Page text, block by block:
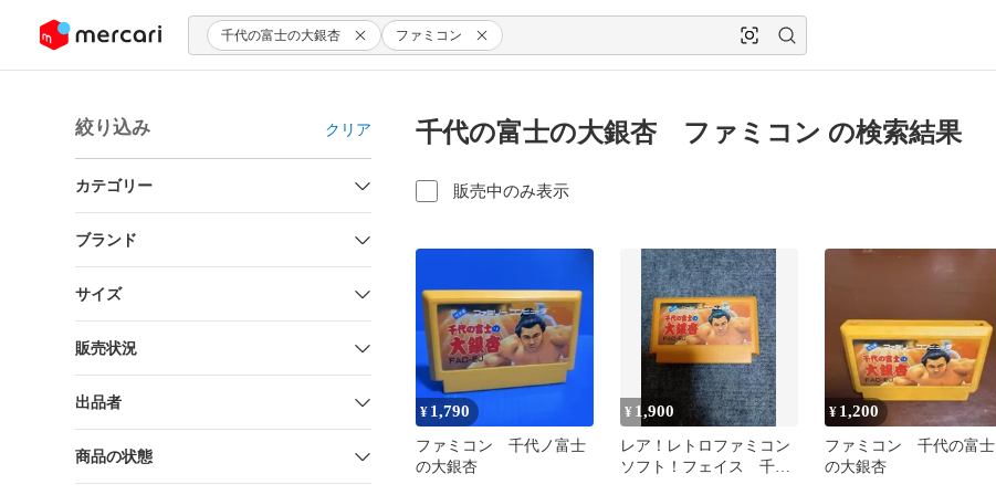
ツにスキップ 千代の富士の大銀杏 ファミコン
絞り込み クリア
カテゴリー
ブランド
サイズ
販売状況
出品者
商品の状態
千代の富士の大銀杏 ファミコン の検索結果
販売中のみ表示
¥ 1,790
ファミコン 千代ノ富士
の大銀杏
¥ 1,900
レア！レトロファミコン
ソフト！フェイス 千代
¥ 1,200
ファミコン 千代の富士
の大銀杏